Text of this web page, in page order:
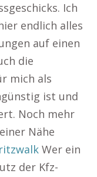
Ich
endlich alles
auf einen
die
mich als
ist und
Noch mehr
Nähe
Wer ein
der Kfz-